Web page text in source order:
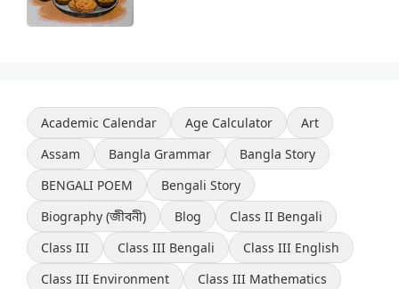
Academic Calendar Age Calculator
Art
Assam
Bangla Grammar
Bangla Story
BENGALI POEM
Bengali Story
Biography (জীবনী)
Blog
Class II Bengali
Class III
Class III Bengali
Class III English
Class III Environment
Class III Mathematics